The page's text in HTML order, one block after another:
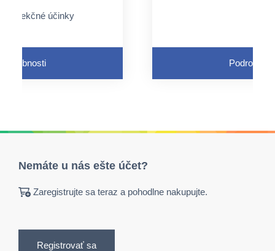
účinky
Nemáte u nás ešte účet?
Zaregistrujte sa teraz a pohodlne nakupujte.
Registrovať sa